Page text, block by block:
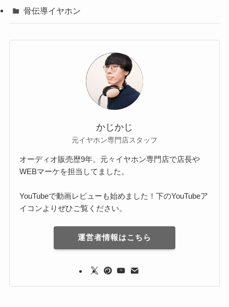
骨伝導イヤホン
かじかじ
元イヤホン専門店スタッフ
オーディオ販売歴9年。元々イヤホン専門店で店長や
WEBマーケを担当してました。
YouTubeで動画レビューも始めました！下のYouTubeア
イコンよりぜひご覧ください。
運営者情報はこちら